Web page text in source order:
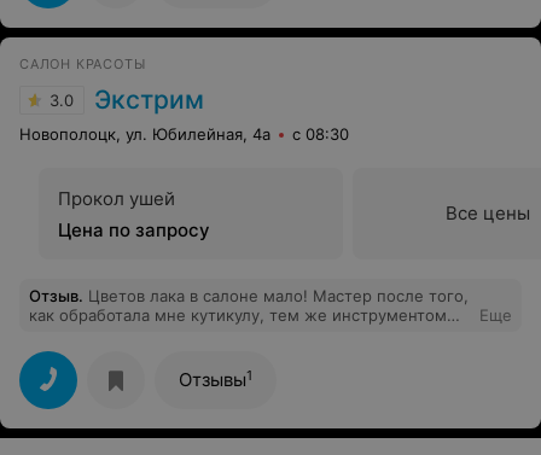
САЛОН КРАСОТЫ
3.0 Экстрим
Новополоцк, ул. Юбилейная, 4а с 08:30
Прокол ушей
Цена по запросу
Все цены
Отзыв. Цветов лака в салоне мало! Мастер после того,
как обработала мне кутикулу, тем же инструментом
лампе. Из-за этого случая появились вопросы к
дезинфекции инструментов в салоне! В целом сделали
неплохо, но могло быть и лучше.
Еще
Отзывы1